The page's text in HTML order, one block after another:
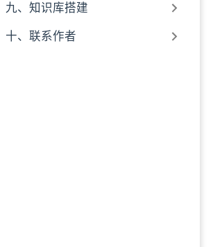
九、知识库搭建
十、联系作者